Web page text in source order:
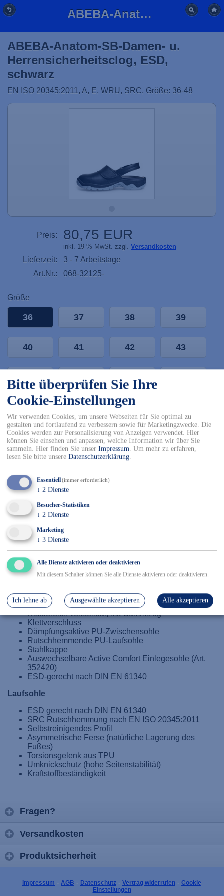
Bitte überprüfen Sie Ihre
Cookie-Einstellungen
Wir verwenden Cookies, um unsere Webseiten für Sie optimal zu
gestalten und fortlaufend zu verbessern sowie für Marketingzwecke. Die
Cookies werden zur Personalisierung von Anzeigen verwendet. Hier
können Sie einsehen und anpassen, welche Information wir über Sie
sammeln. Hier finden Sie unser Impressum. Um mehr zu erfahren,
lesen Sie bitte unsere Datenschutzerklärung.
Essentiell(immer erforderlich)
↓ 2 Dienste
Besucher-Statistiken
↓ 2 Dienste
Marketing
↓ 3 Dienste
Alle Dienste aktivieren oder deaktivieren
Mit diesem Schalter können Sie alle Dienste aktivieren oder deaktivieren.
Ich lehne ab Ausgewählte akzeptieren Alle akzeptieren
ABEBA-Anatom-SB-Damen&Herren-Sicherheits-Clogs,Gr.36-48
ABEBA-Anatom-SB-Damen- u.
Herrensicherheitsclog, ESD,
schwarz
EN ISO 20345:2011, A, E, WRU, SRC, Größe: 36-48
Preis: 80,75 EUR
inkl. 19 % MwSt. zzgl. Versandkosten
Lieferzeit:
3 - 7 Arbeitstage
Art.Nr.:
068-32125-
Größe
36 37 38 39
40 41 42 43
45 46
48
- +
In den Warenkorb
✓ Kostenfreier Versand innerhalb DE ab 150€
✓ Versand mit DHL
✓ Sicher Einkaufen & Bezahlen
Details
EN ISO 20345:2011, A, E, WRU, SRC, Größe: 36-48
Atmungsaktives Innenfutter mit Silberionen
Fersenriemen feststehend, verstellbar
Ristbereich verstellbar, mit Gummizug
Klettverschluss
Dämpfungsaktive PU-Zwischensohle
Rutschhemmende PU-Laufsohle
Stahlkappe
Auswechselbare Active Comfort Einlegesohle (Art.
352420)
ESD-gerecht nach DIN EN 61340
Laufsohle
ESD gerecht nach DIN EN 61340
SRC Rutschhemmung nach EN ISO 20345:2011
Selbstreinigendes Profil
Asymmetrische Ferse (natürliche Lagerung des
Fußes)
Torsionsgelenk aus TPU
Umknickschutz (hohe Seitenstabilität)
Kraftstoffbeständigkeit
Fragen?
Versandkosten
Produktsicherheit
Impressum - AGB - Datenschutz - Vertrag widerrufen - Cookie
Einstellungen